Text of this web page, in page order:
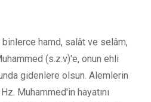
binlerce hamd, salât ve selâm,
(s.z.v)'e, onun ehli
gidenlere olsun. Alemlerin
Muhammed'in hayatını